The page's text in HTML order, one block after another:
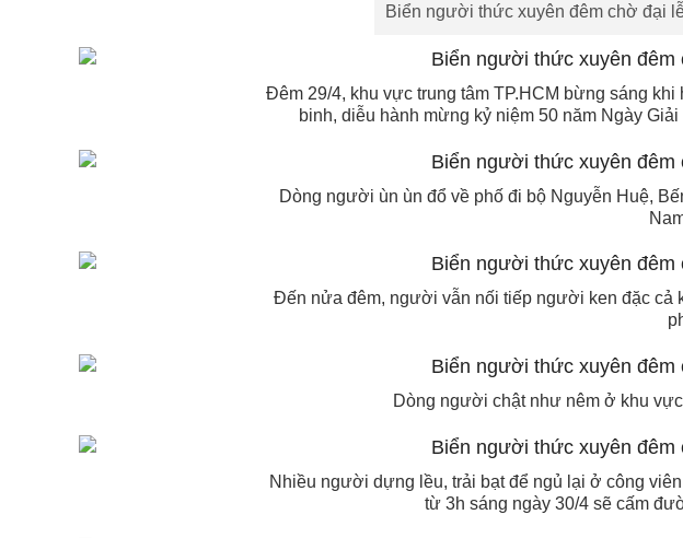
Biển người thức xuyên đêm chờ đại
Đêm 29/4, khu vực trung tâm TP.HCM bừng sáng
binh, diễu hành mừng kỷ niệm 50 năm Ngày
Dòng người ùn ùn đổ về phố đi bộ Nguyễn Huệ,
Đến nửa đêm, người vẫn nối tiếp người ken đặc cả
Dòng người chật như nêm ở khu
Nhiều người dựng lều, trải bạt để ngủ lại ở công
từ 3h sáng ngày 30/4 sẽ cấm